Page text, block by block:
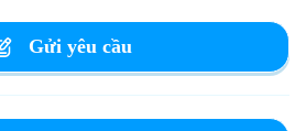
Gửi yêu cầu